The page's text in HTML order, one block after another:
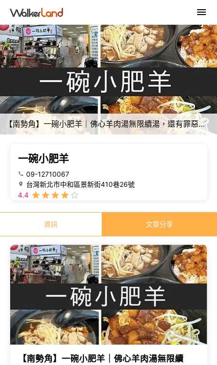
【南勢角】一碗小肥羊｜佛心羊肉湯無限續湯，還有罪惡滷肉飯｜柴貓趴趴走
一碗小肥羊
09-12710067
台灣新北市中和區景新街410巷26號
4.4
資訊 文章分享
【南勢角】一碗小肥羊｜佛心羊肉湯無限續